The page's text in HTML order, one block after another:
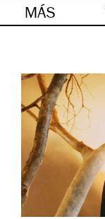
MÁS